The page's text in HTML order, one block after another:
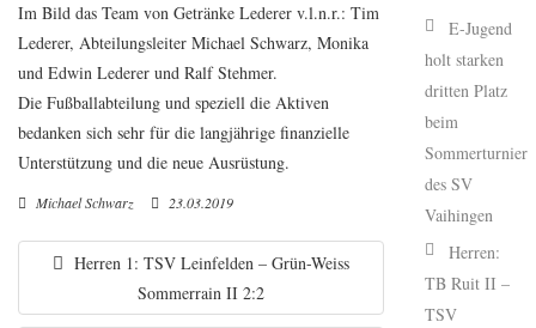
Im Bild das Team von Getränke Lederer v.l.n.r.: Tim
Lederer, Abteilungsleiter Michael Schwarz, Monika
und Edwin Lederer und Ralf Stehmer.
Die Fußballabteilung und speziell die Aktiven
bedanken sich sehr für die langjährige finanzielle
Unterstützung und die neue Ausrüstung.
Michael Schwarz 23.03.2019
Herren 1: TSV Leinfelden – Grün-Weiss
Sommerrain II 2:2
E-Jugend
holt starken
dritten Platz
beim
Sommerturnier
des SV
Vaihingen
Herren:
TB Ruit II –
TSV